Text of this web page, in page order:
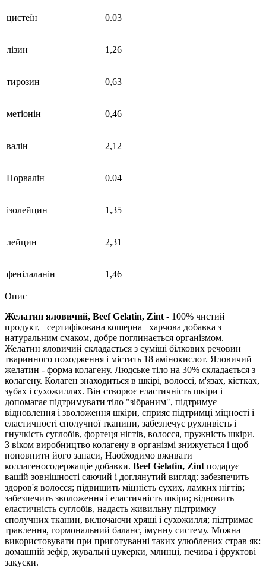
цистеїн 0.03
лізин 1,26
тирозин 0,63
метіонін 0,46
валін 2,12
Норвалін 0.04
ізолейцин 1,35
лейцин 2,31
фенілаланін 1,46
Опис
Желатин яловичий, Beef Gelatin, Zint - 100% чистий
продукт,
сертифікована кошерна
харчова добавка з
натуральним смаком, добре поглинається організмом.
Желатин яловичий складається з суміші білкових речовин
тваринного походження і містить 18 амінокислот. Яловичий
желатин - форма колагену. Людське тіло на 30% складається з
колагену. Колаген знаходиться в шкірі, волоссі, м'язах, кістках,
зубах і сухожиллях. Він створює еластичність шкіри і
допомагає підтримувати тіло "зібраним", підтримує
відновлення і зволоження шкіри, сприяє підтримці міцності і
еластичності сполучної тканини, забезпечує рухливість і
гнучкість суглобів, фортеця нігтів, волосся, пружність шкіри.
З віком виробництво колагену в організмі знижується і щоб
поповнити його запаси, Наобходимо вживати
коллагеносодержащіе добавки. Beef Gelatin, Zint подарує
вашій зовнішності сяючий і доглянутий вигляд: забезпечить
здоров'я волосся; підвищить міцність сухих, ламких нігтів;
забезпечить зволоження і еластичність шкіри; відновить
еластичність суглобів, надасть живильну підтримку
сполучних тканин, включаючи хрящі і сухожилля; підтримає
травлення, гормональний баланс, імунну систему. Можна
використовувати при приготуванні таких улюблених страв як:
домашній зефір, жувальні цукерки, млинці, печива і фруктові
закуски.